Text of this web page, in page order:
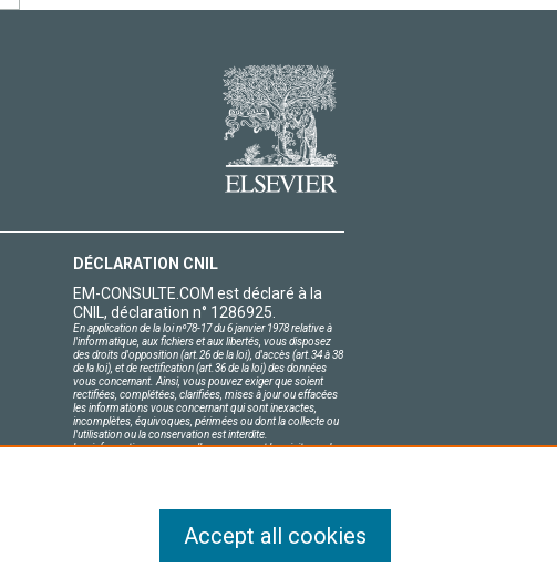
DÉCLARATION CNIL
EM-CONSULTE.COM est déclaré à la
CNIL, déclaration n° 1286925.
En application de la loi nº78-17 du 6 janvier 1978 relative à
l'informatique, aux fichiers et aux libertés, vous disposez
des droits d'opposition (art.26 de la loi), d'accès (art.34 à 38
de la loi), et de rectification (art.36 de la loi) des données
vous concernant. Ainsi, vous pouvez exiger que soient
rectifiées, complétées, clarifiées, mises à jour ou effacées
les informations vous concernant qui sont inexactes,
incomplètes, équivoques, périmées ou dont la collecte ou
l'utilisation ou la conservation est interdite.
Les informations personnelles concernant les visiteurs de
Accept all cookies